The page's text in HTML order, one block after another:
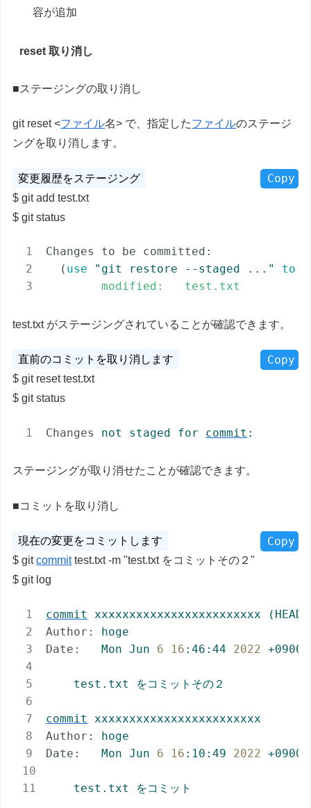
容が追加
reset 取り消し
■ステージングの取り消し
git reset <ファイル名> で、指定したファイルのステージ
ングを取り消します。
Copy
git add test.txt
git status
Changes to be committed:
  (
use "git restore --staged ..." to
modified:   test.txt
test.txt がステージングされていることが確認できます。
Copy
git reset test.txt
git status
Changes not staged for commit :
ステージングが取り消せたことが確認できます。
■コミットを取り消し
Copy
gitcommittest.txt -m "test.txt をコミットその２"
git log
commit xxxxxxxxxxxxxxxxxxxxxxxx (HEAD
Author:
hoge
Date:
Mon Jun 6 16 :46:44 2022 +0900
test.txt をコミットその２
commit
xxxxxxxxxxxxxxxxxxxxxxxx
Author:
hoge
Date:
Mon Jun 6 16 :10:49 2022 +0900
test.txt をコミット